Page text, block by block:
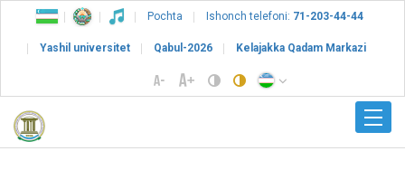
Pochta Ishonch telefoni: 71-203-44-44
Yashil universitet Qabul-2026 Kelajakka Qadam Markazi